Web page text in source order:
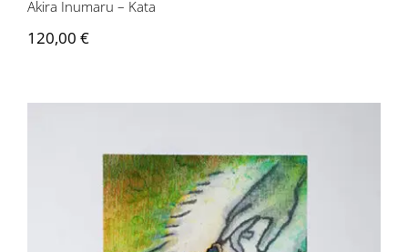
Akira Inumaru – Kata
120,00 €